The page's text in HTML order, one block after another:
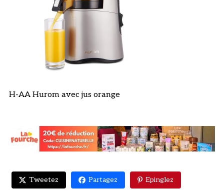
H-AA Hurom avec jus orange
Tweetez Partagez Epinglez